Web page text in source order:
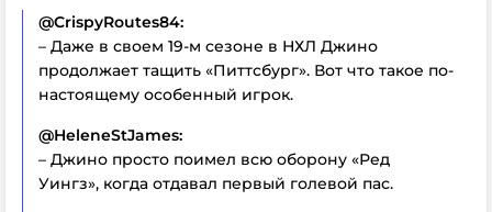
@CrispyRoutes84:
– Даже в своем 19-м сезоне в НХЛ Джино
продолжает тащить «Питтсбург». Вот что такое по-
настоящему особенный игрок.
@HeleneStJames:
– Джино просто поимел всю оборону «Ред
Уингз», когда отдавал первый голевой пас.